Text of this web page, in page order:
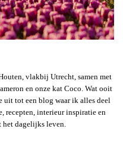
vlakbij Utrecht, samen met
en onze kat Coco. Wat ooit
uit tot een blog waar ik alles deel
recepten, interieur inspiratie en
dagelijks leven.